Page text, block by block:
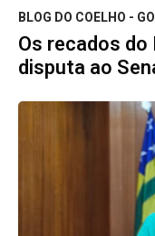
BLOG DO COELHO -
Os recados do
disputa ao